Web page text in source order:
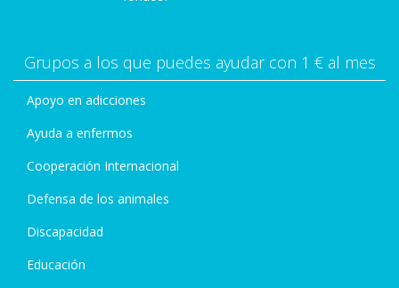
Grupos a los que puedes ayudar con 1 € al mes
Apoyo en adicciones
Ayuda a enfermos
Cooperación Internacional
Defensa de los animales
Discapacidad
Educación